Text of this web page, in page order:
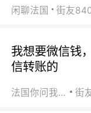
闲聊法国
我想要微信钱
信转账的
法国你问我答